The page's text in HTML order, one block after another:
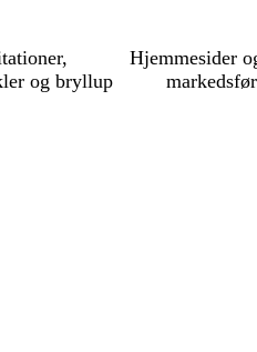
og bryllup
Hjemmesider